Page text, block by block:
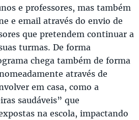
e professores, mas também
e email através do envio de
que pretendem continuar a
turmas. De forma
chega também de forma
através de
em casa, como a
saudáveis” que
na escola, impactando